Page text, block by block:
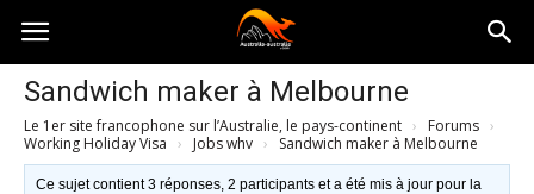
Australia-
australie.com
Sandwich maker à Melbourne
Le 1er site francophone sur l’Australie, le pays-continent › Forums ›
Working Holiday Visa › Jobs whv › Sandwich maker à Melbourne
Ce sujet contient 3 réponses, 2 participants et a été mis à jour pour la